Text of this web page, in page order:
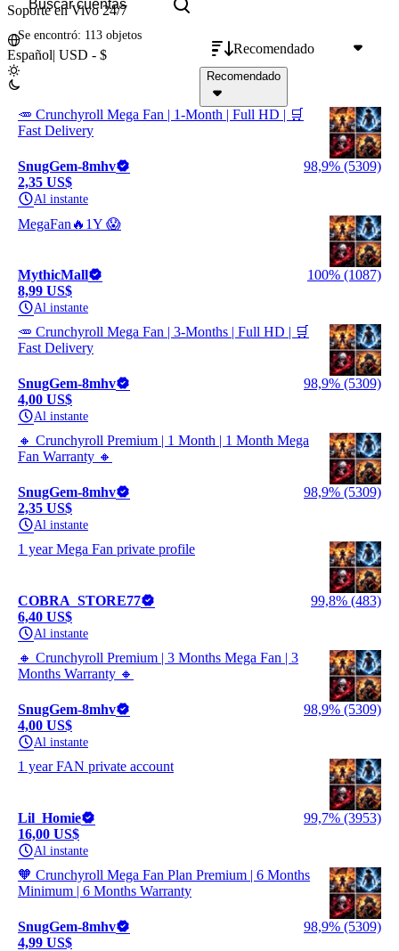
Soporte en Vivo 24/7
Español| USD - $ Recomendado
Recomendado
Se encontró: 113 objetos
🥕 Crunchyroll Mega Fan | 1-Month | Full HD | 🛒
Fast Delivery
SnugGem-8mhv
98,9% (5309)
2,35 US$
Al instante
MegaFan🔥1Y 😱
MythicMall
100% (1087)
8,99 US$
Al instante
🥕 Crunchyroll Mega Fan | 3-Months | Full HD | 🛒
Fast Delivery
SnugGem-8mhv
98,9% (5309)
4,00 US$
Al instante
🔸 Crunchyroll Premium | 1 Month | 1 Month Mega
Fan Warranty 🔸
SnugGem-8mhv
98,9% (5309)
2,35 US$
Al instante
1 year Mega Fan private profile
COBRA_STORE77
99,8% (483)
6,40 US$
Al instante
🔸 Crunchyroll Premium | 3 Months Mega Fan | 3
Months Warranty 🔸
SnugGem-8mhv
98,9% (5309)
4,00 US$
Al instante
1 year FAN private account
Lil_Homie
99,7% (3953)
16,00 US$
Al instante
🧡 Crunchyroll Mega Fan Plan Premium | 6 Months
Minimum | 6 Months Warranty
SnugGem-8mhv
98,9% (5309)
4,99 US$